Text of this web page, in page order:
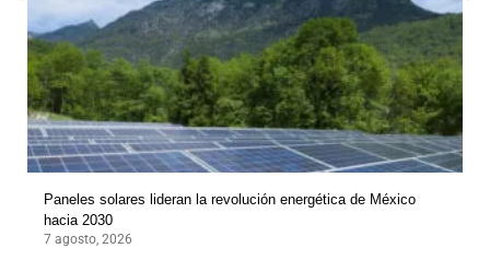
Paneles solares lideran la revolución energética de México
hacia 2030
7 agosto, 2026